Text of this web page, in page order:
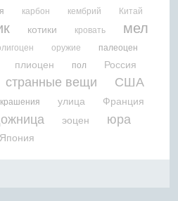
карбон кембрий Китай
котики кровать мел
оружие палеоцен
плиоцен пол Россия
странные вещи
США
улица Франция
эоцен юра
Япония